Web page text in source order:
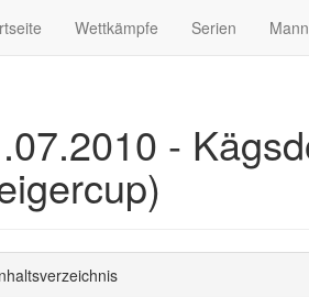
Wettkämpfe Serien
-